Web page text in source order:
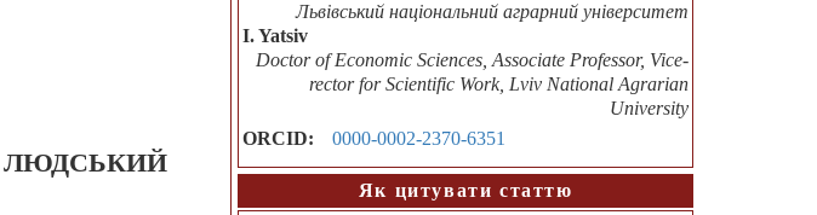
ЛЮДСЬКИЙ
Львівський національний аграрний університет
I. Yatsiv
Doctor of Economic Sciences, Associate Professor, Vice-
rector for Scientific Work, Lviv National Agrarian
University
ORCID:
0000-0002-2370-6351
Як цитувати статтю